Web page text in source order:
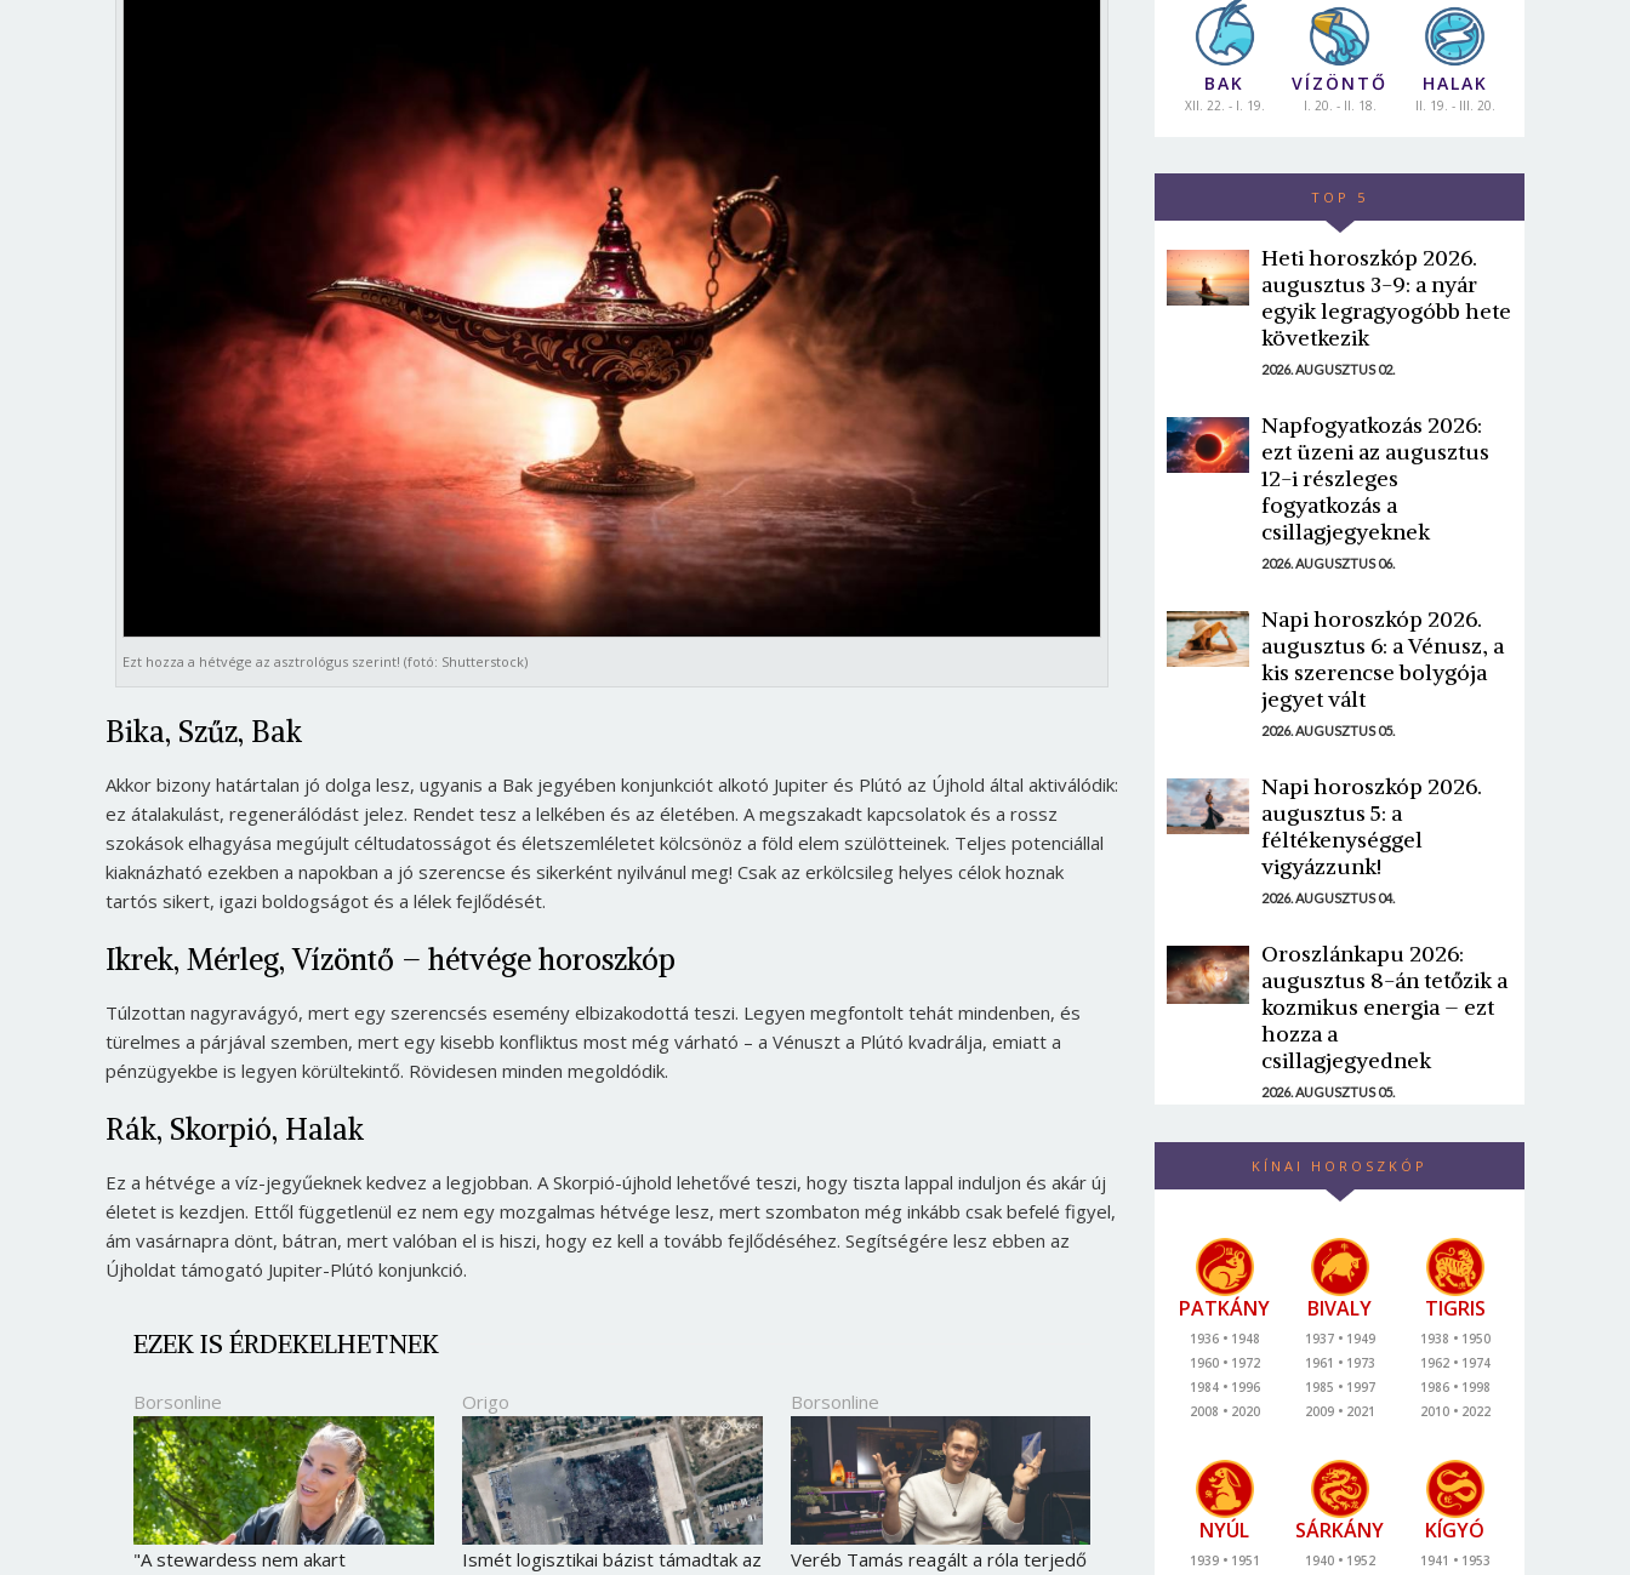
Ezt hozza a hétvége az asztrológus szerint! (fotó: Shutterstock)
Bika, Szűz, Bak
Akkor bizony határtalan jó dolga lesz, ugyanis a Bak jegyében konjunkciót alkotó Jupiter és Plútó az Újhold által aktiválódik:
ez átalakulást, regenerálódást jelez. Rendet tesz a lelkében és az életében. A megszakadt kapcsolatok és a rossz
szokások elhagyása megújult céltudatosságot és életszemléletet kölcsönöz a föld elem szülötteinek. Teljes potenciállal
kiaknázható ezekben a napokban a jó szerencse és sikerként nyilvánul meg! Csak az erkölcsileg helyes célok hoznak
tartós sikert, igazi boldogságot és a lélek fejlődését.
Ikrek, Mérleg, Vízöntő – hétvége horoszkóp
Túlzottan nagyravágyó, mert egy szerencsés esemény elbizakodottá teszi. Legyen megfontolt tehát mindenben, és
türelmes a párjával szemben, mert egy kisebb konfliktus most még várható – a Vénuszt a Plútó kvadrálja, emiatt a
pénzügyekbe is legyen körültekintő. Rövidesen minden megoldódik.
Rák, Skorpió, Halak
Ez a hétvége a víz-jegyűeknek kedvez a legjobban. A Skorpió-újhold lehetővé teszi, hogy tiszta lappal induljon és akár új
életet is kezdjen. Ettől függetlenül ez nem egy mozgalmas hétvége lesz, mert szombaton még inkább csak befelé figyel,
ám vasárnapra dönt, bátran, mert valóban el is hiszi, hogy ez kell a tovább fejlődéséhez. Segítségére lesz ebben az
Újholdat támogató Jupiter-Plútó konjunkció.
EZEK IS ÉRDEKELHETNEK
Borsonline
"A stewardess nem akart
Origo
Ismét logisztikai bázist támadtak az
Borsonline
Veréb Tamás reagált a róla terjedő
BAK
XII. 22. - I. 19.
VÍZÖNTŐ
I. 20. - II. 18.
HALAK
II. 19. - III. 20.
TOP 5
Heti horoszkóp 2026.
augusztus 3-9: a nyár
egyik legragyogóbb hete
következik
2026. AUGUSZTUS 02.
Napfogyatkozás 2026:
ezt üzeni az augusztus
12-i részleges
fogyatkozás a
csillagjegyeknek
2026. AUGUSZTUS 06.
Napi horoszkóp 2026.
augusztus 6: a Vénusz, a
kis szerencse bolygója
jegyet vált
2026. AUGUSZTUS 05.
Napi horoszkóp 2026.
augusztus 5: a
féltékenységgel
vigyázzunk!
2026. AUGUSZTUS 04.
Oroszlánkapu 2026:
augusztus 8-án tetőzik a
kozmikus energia – ezt
hozza a
csillagjegyednek
2026. AUGUSZTUS 05.
KÍNAI HOROSZKÓP
PATKÁNY
1936
1948
1960
1972
1984
1996
2008
2020
BIVALY
1937
1949
1961
1973
1985
1997
2009
2021
TIGRIS
1938
1950
1962
1974
1986
1998
2010
2022
NYÚL
1939
1951
SÁRKÁNY
1940
1952
KÍGYÓ
1941
1953